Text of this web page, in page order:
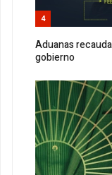
4
Aduanas
gobierno